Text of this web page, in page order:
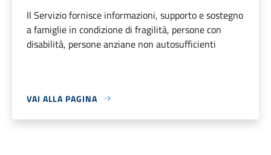
Il Servizio fornisce informazioni, supporto e sostegno
a famiglie in condizione di fragilità, persone con
disabilità, persone anziane non autosufficienti
VAI ALLA PAGINA